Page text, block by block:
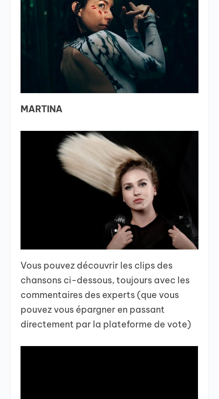
MARTINA
Vous pouvez découvrir les clips des
chansons ci-dessous, toujours avec les
commentaires des experts (que vous
pouvez vous épargner en passant
directement par la plateforme de vote)